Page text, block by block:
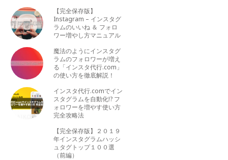
【完全保存版】
Instagram – インスタグ
ラムのいいね ＆ フォロ
ワー増やし方マニュアル
魔法のようにインスタグ
ラムのフォロワーが増え
る「インスタ代行.com」
の使い方を徹底解説！
インスタ代行.comでイン
スタグラムを自動化!? フ
ォロワーを増やす使い方
完全攻略法
【完全保存版】２０１９
年インスタグラムハッシ
ュタグトップ１００選
（前編）